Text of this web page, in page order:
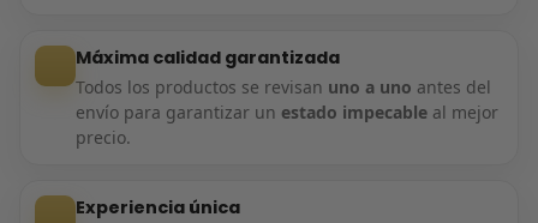
Máxima calidad garantizada
Todos los productos se revisan uno a uno antes del
envío para garantizar un estado impecableal mejor
precio.
Experiencia única